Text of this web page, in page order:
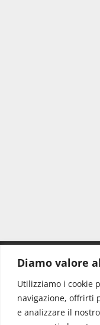
Diamo valore
Utilizziamo i cookie
navigazione, offrirti
e analizzare il
Redazione:
Direttore: